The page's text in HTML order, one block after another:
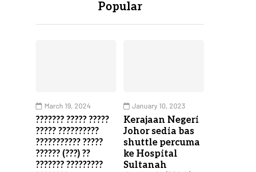
Popular
March 19, 2024
??????? ????? ?????
????? ??????????
??????????? ?????
?????? (???) ??
??????? ?????????
January 10, 2023
Kerajaan Negeri
Johor sedia bas
shuttle percuma
ke Hospital
Sultanah